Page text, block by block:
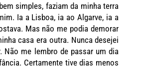
simples, faziam da minha terra
Ia a Lisboa, ia ao Algarve, ia a
Mas não me podia demorar
casa era outra. Nunca desejei
Não me lembro de passar um dia
Certamente tive dias menos